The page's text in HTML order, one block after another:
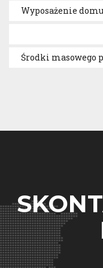
Wyposażenie
Środki masowego